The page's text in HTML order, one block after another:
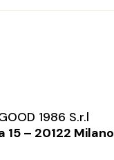
1986 S.r.l
15 – 20122 Milano